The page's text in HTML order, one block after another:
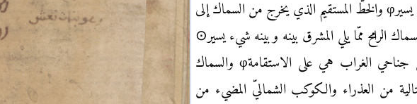
φوالخطّ المستقيم الذي يخرج من السماك إلى
الرامح ممّا يلي المشرق بينه وبينه شيء يسير⊙
جناحي الغراب هي على الاستقامةφوالسماك
من العذراء والكوكب الشماليّ المضيء من